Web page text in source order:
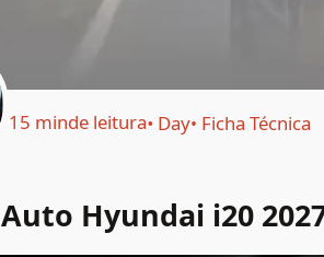
15 minde leitura Day Ficha Técnica
Hyundai i20